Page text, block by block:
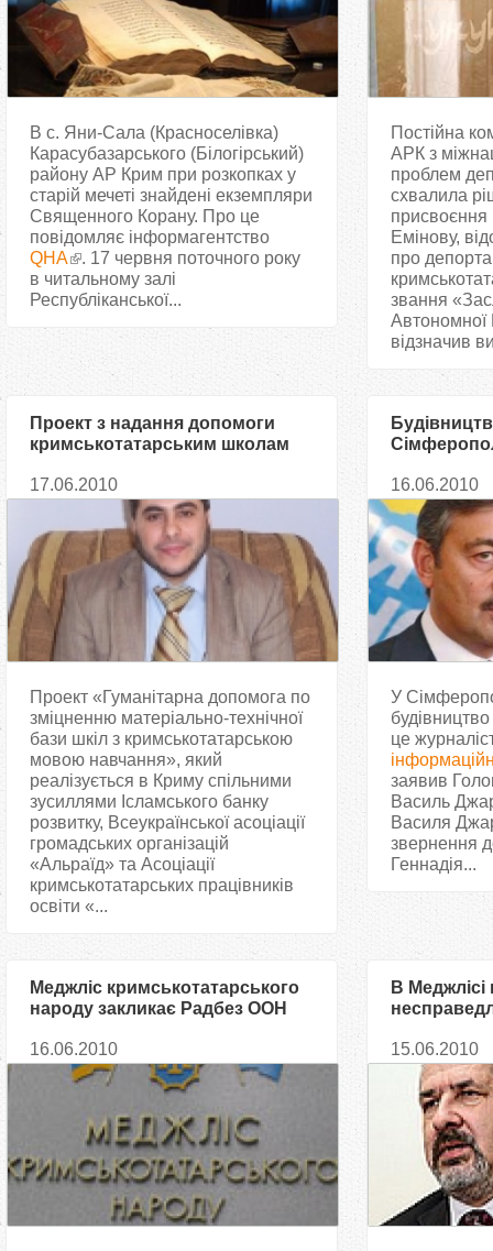
В с. Яни-Сала (Красноселівка)
Карасубазарського (Білогірський)
району АР Крим при розкопках у
старій мечеті знайдені екземпляри
Священного Корану. Про це
повідомляє інформагентство
QHA
. 17 червня поточного року
в читальному залі
Республіканської...
Постійна
АРК з
проблем
схвалила
присвоєння
Емінову,
про
звання
Автономної
відзначив
Проект з надання допомоги
кримськотатарським школам
17.06.2010
Проект «Гуманітарна допомога по
зміцненню матеріально-технічної
бази шкіл з кримськотатарською
мовою навчання», який
реалізується в Криму спільними
зусиллями Ісламського банку
розвитку, Всеукраїнської асоціації
громадських організацій
«Альраїд» та Асоціації
кримськотатарських працівників
освіти «...
міністрів
16.06.2010
У
це
заявив
Василь
Василя
звернення
Геннадія...
Меджліс кримськотатарського
народу закликає Радбез ООН
Киргизстані
16.06.2010
В
хіджаб
15.06.2010